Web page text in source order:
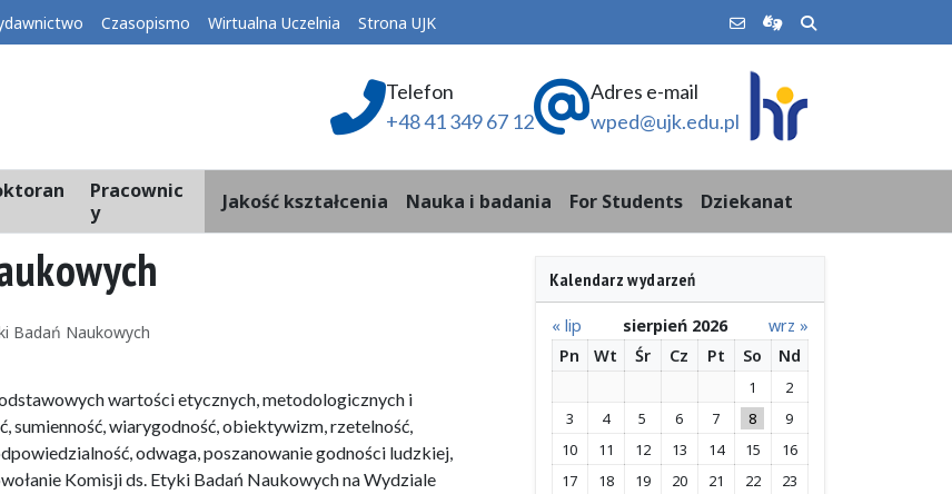
Czasopismo Wirtualna Uczelnia Strona UJK
Telefon
+48 41 349 67 12
Adres e-mail
wped@ujk.edu.pl
Pracownic
y
Jakość kształcenia Nauka i badania For Students Dziekanat
Badań Naukowych
wartości etycznych, metodologicznych i
wiarygodność, obiektywizm, rzetelność,
odwaga, poszanowanie godności ludzkiej,
Komisji ds. Etyki Badań Naukowych na Wydziale
Kalendarz wydarzeń
« lip sierpień 2026
wrz »
Pn
Wt Śr Cz Pt So Nd
1
2
3
4 5 6 7 8
9
10
11 12 13 14 15
16
17
18 19 20 21 22
23